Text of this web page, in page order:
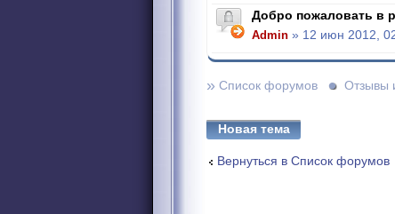
Добро пожаловать в
Admin » 12 июн 2012,
» Список форумов Отзывы
Новая тема
Вернуться в Список форумов